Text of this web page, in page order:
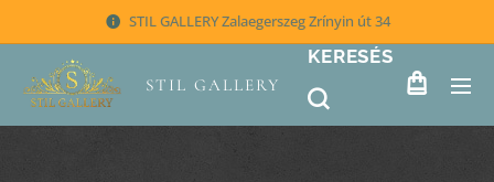
STIL GALLERY Zalaegerszeg Zrínyin út 34
STIL GALLERY
KERESÉS